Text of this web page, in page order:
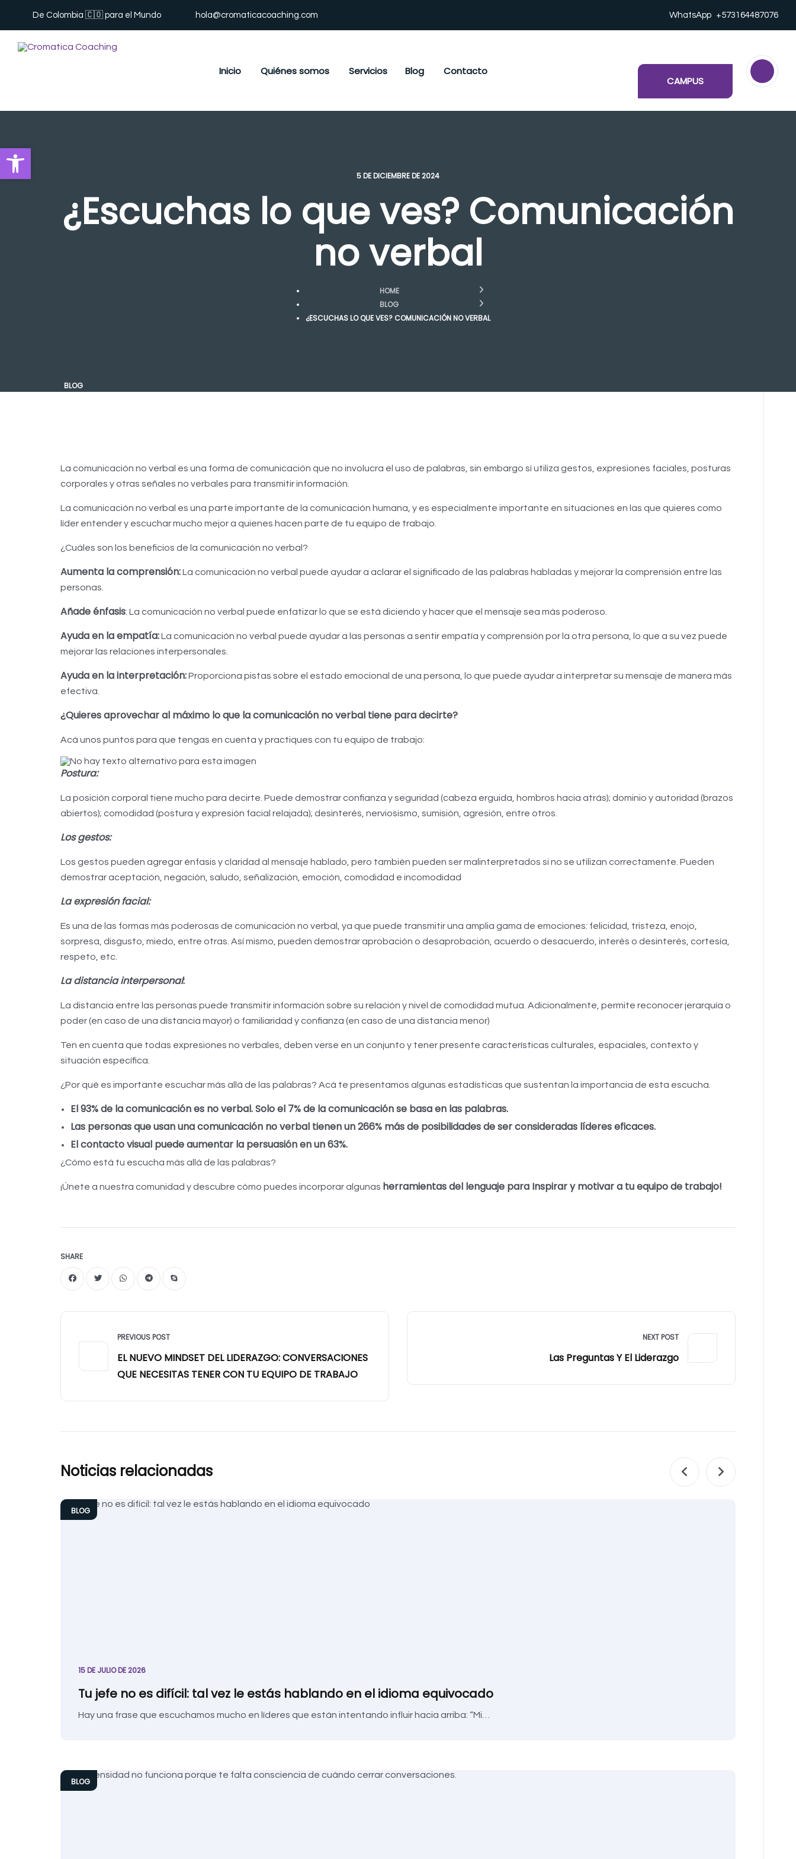
De Colombia 🇨🇴 para el Mundo hola@cromaticacoaching.com WhatsApp +573164487076
Inicio Quiénes somos Servicios Blog
Contacto
CAMPUS
5 DE DICIEMBRE DE 2024
¿Escuchas lo que ves? Comunicación
no verbal
HOME
BLOG
¿ESCUCHAS LO QUE VES? COMUNICACIÓN NO VERBAL
BLOG
La comunicación no verbal es una forma de comunicación que no involucra el uso de palabras, sin embargo sí utiliza gestos, expresiones faciales, posturas
corporales y otras señales no verbales para transmitir información.
La comunicación no verbal es una parte importante de la comunicación humana, y es especialmente importante en situaciones en las que quieres como
líder entender y escuchar mucho mejor a quienes hacen parte de tu equipo de trabajo.
¿Cuáles son los beneficios de la comunicación no verbal?
Aumenta la comprensión:La comunicación no verbal puede ayudar a aclarar el significado de las palabras habladas y mejorar la comprensión entre las
personas.
Añade énfasis: La comunicación no verbal puede enfatizar lo que se está diciendo y hacer que el mensaje sea más poderoso.
Ayuda en la empatía:La comunicación no verbal puede ayudar a las personas a sentir empatía y comprensión por la otra persona, lo que a su vez puede
mejorar las relaciones interpersonales.
Ayuda en la interpretación:Proporciona pistas sobre el estado emocional de una persona, lo que puede ayudar a interpretar su mensaje de manera más
efectiva.
¿Quieres aprovechar al máximo lo que la comunicación no verbal tiene para decirte?
Acá unos puntos para que tengas en cuenta y practiques con tu equipo de trabajo:
Postura:
La posición corporal tiene mucho para decirte. Puede demostrar confianza y seguridad (cabeza erguida, hombros hacia atrás); dominio y autoridad (brazos
abiertos); comodidad (postura y expresión facial relajada); desinterés, nerviosismo, sumisión, agresión, entre otros.
Los gestos:
Los gestos pueden agregar énfasis y claridad al mensaje hablado, pero también pueden ser malinterpretados si no se utilizan correctamente. Pueden
demostrar aceptación, negación, saludo, señalización, emoción, comodidad e incomodidad
La expresión facial:
Es una de las formas más poderosas de comunicación no verbal, ya que puede transmitir una amplia gama de emociones: felicidad, tristeza, enojo,
sorpresa, disgusto, miedo, entre otras. Así mismo, pueden demostrar aprobación o desaprobación, acuerdo o desacuerdo, interés o desinterés, cortesía,
respeto, etc.
La distancia interpersonal:
La distancia entre las personas puede transmitir información sobre su relación y nivel de comodidad mutua. Adicionalmente, permite reconocer jerarquía o
poder (en caso de una distancia mayor) o familiaridad y confianza (en caso de una distancia menor)
Ten en cuenta que todas expresiones no verbales, deben verse en un conjunto y tener presente características culturales, espaciales, contexto y
situación específica.
¿Por qué es importante escuchar más allá de las palabras? Acá te presentamos algunas estadísticas que sustentan la importancia de esta escucha.
El 93% de la comunicación es no verbal. Solo el 7% de la comunicación se basa en las palabras.
Las personas que usan una comunicación no verbal tienen un 266% más de posibilidades de ser consideradas líderes eficaces.
El contacto visual puede aumentar la persuasión en un 63%.
¿Cómo está tu escucha más allá de las palabras?
¡Únete a nuestra comunidad y descubre cómo puedes incorporar algunas herramientas del lenguaje para Inspirar y motivar a tu equipo de trabajo!
SHARE
PREVIOUS POST
EL NUEVO MINDSET DEL LIDERAZGO: CONVERSACIONES
QUE NECESITAS TENER CON TU EQUIPO DE TRABAJO
NEXT POST
Las Preguntas Y El Liderazgo
Noticias relacionadas
BLOG
15 DE JULIO DE 2026
Tu jefe no es difícil: tal vez le estás hablando en el idioma equivocado
Hay una frase que escuchamos mucho en líderes que están intentando influir hacia arriba: “Mi…
BLOG
Abrir barra de herramientas